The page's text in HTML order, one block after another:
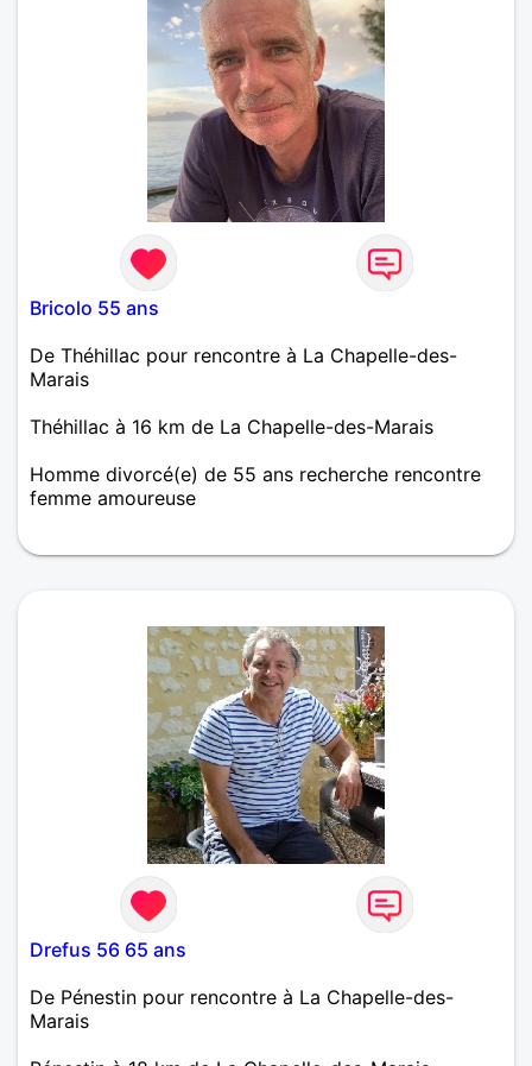
Bricolo 55 ans
De Théhillac pour rencontre à La Chapelle-des-
Marais
Théhillac à 16 km de La Chapelle-des-Marais
Homme divorcé(e) de 55 ans recherche rencontre
femme amoureuse
Drefus 56 65 ans
De Pénestin pour rencontre à La Chapelle-des-
Marais